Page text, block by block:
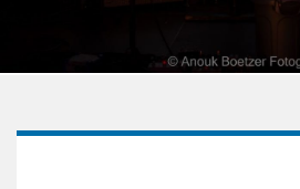
Informatie voor de Pers
Onze historie
Fysiotherapie voor leden